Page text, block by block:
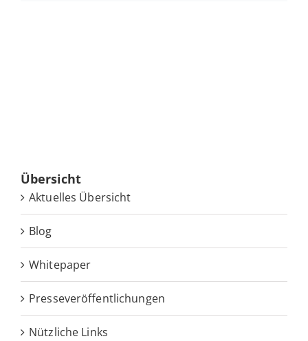
Über­sicht
Ak­tu­el­les Übersicht
Blog
White­pa­per
Pres­se­ver­öf­fent­li­chun­gen
Nütz­li­che Links